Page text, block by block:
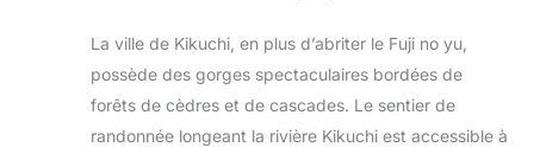
La ville de Kikuchi, en plus d’abriter le Fuji no yu,
possède des gorges spectaculaires bordées de
forêts de cèdres et de cascades. Le sentier de
randonnée longeant la rivière Kikuchi est accessible à